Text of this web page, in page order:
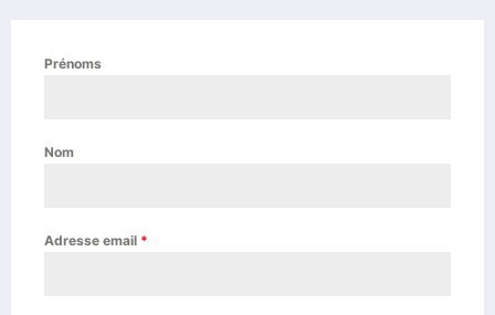
Prénoms
Nom
Adresse email *